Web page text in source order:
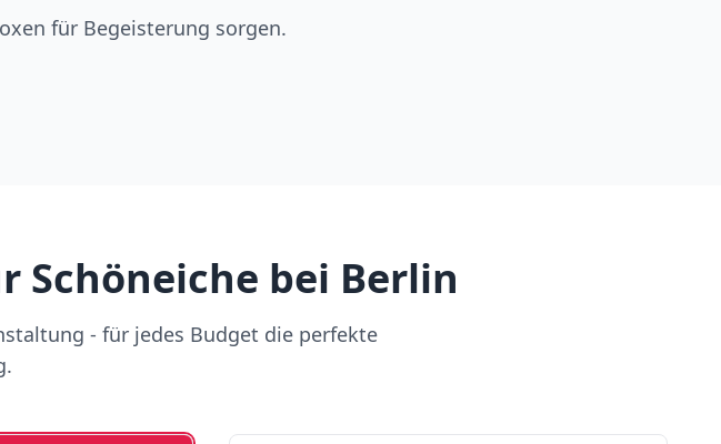
für Begeisterung sorgen.
Schöneiche bei Berlin
- für jedes Budget die perfekte